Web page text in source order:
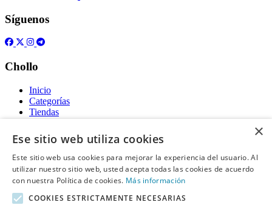
Síguenos
Chollo
Inicio
Categorías
Tiendas
Acerca de
Sobre nosotros
Contacto
×
Ese sitio web utiliza cookies
Este sitio web usa cookies para mejorar la experiencia del usuario. Al
utilizar nuestro sitio web, usted acepta todas las cookies de acuerdo
con nuestra Política de cookies. Más información
COOKIES ESTRICTAMENTE NECESARIAS